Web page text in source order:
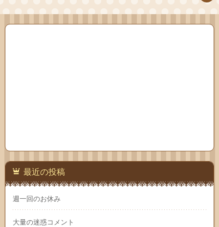
最近の投稿
週一回のお休み
大量の迷惑コメント